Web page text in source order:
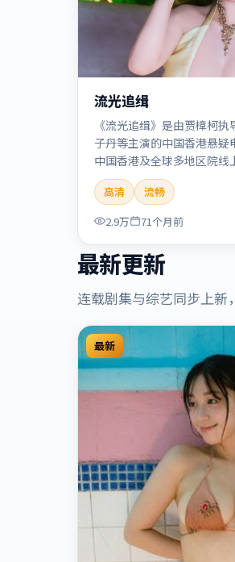
流光追缉
《流光追缉》是由贾樟柯
子丹等主演的中国香港悬
中国香港及全球多地区院线
版流媒体在线观看。剧情与
索相互勾连，结局出人意料
适合检索「流光追缉」「贾
港」「2020」「2020-09-
阅读简介与主创信息。
高清
流畅
2.9万
71个月前
最新更新
连载剧集与综艺同步上新
最新